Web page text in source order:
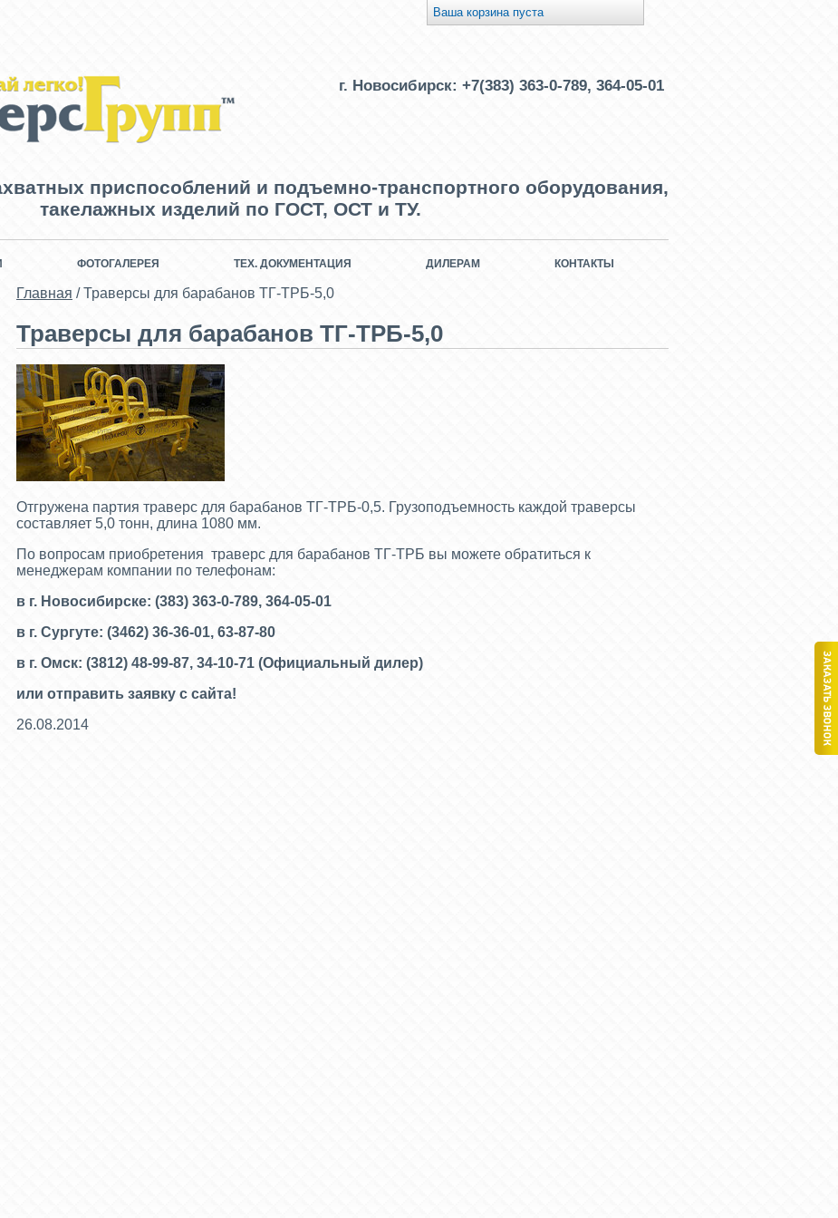
Ваша корзина пуста
г. Новосибирск: +7(383) 363-0-789, 364-05-01
приспособлений и подъемно-транспортного оборудования,
такелажных изделий по ГОСТ, ОСТ и ТУ.
ФОТОГАЛЕРЕЯ ТЕХ. ДОКУМЕНТАЦИЯ ДИЛЕРАМ КОНТАКТЫ
Главная /Траверсы для барабанов ТГ-ТРБ-5,0
Траверсы для барабанов ТГ-ТРБ-5,0
Отгружена партия траверс для барабанов ТГ-ТРБ-0,5. Грузоподъемность каждой траверсы
составляет 5,0 тонн, длина 1080 мм.
По вопросам приобретения траверс для барабанов ТГ-ТРБ вы можете обратиться к
менеджерам компании по телефонам:
в г. Новосибирске: (383) 363-0-789, 364-05-01
в г. Сургуте: (3462) 36-36-01, 63-87-80
в г. Омск: (3812) 48-99-87, 34-10-71 (Официальный дилер)
или отправить заявку с сайта!
26.08.2014